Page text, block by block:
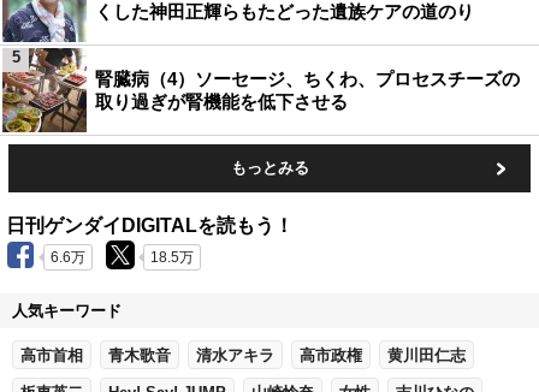
くした神田正輝らもたどった遺族ケアの道のり
腎臓病（4）ソーセージ、ちくわ、プロセスチーズの
取り過ぎが腎機能を低下させる
5
もっとみる
日刊ゲンダイDIGITALを読もう！
6.6万 18.5万
人気キーワード
高市首相 青木歌音 清水アキラ 高市政権 黄川田仁志